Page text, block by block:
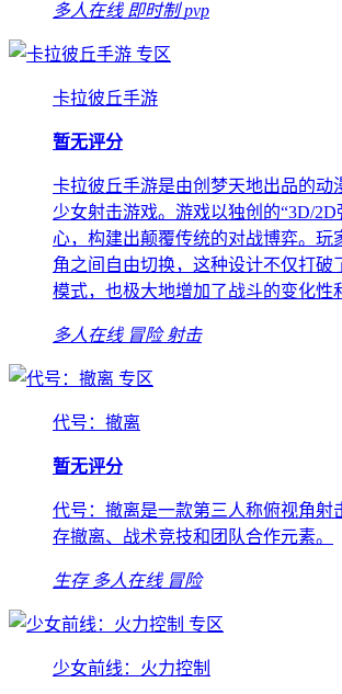
多人在线 即时制 pvp
专区
卡拉彼丘手游
暂无评分
卡拉彼丘手游是由创梦天地出品的动
少女射击游戏。游戏以独创的“3D/2D
心，构建出颠覆传统的对战博弈。玩
角之间自由切换，这种设计不仅打破
模式，也极大地增加了战斗的变化性
多人在线 冒险 射击
专区
代号：撤离
暂无评分
代号：撤离是一款第三人称俯视角射
存撤离、战术竞技和团队合作元素。
生存 多人在线 冒险
专区
少女前线：火力控制